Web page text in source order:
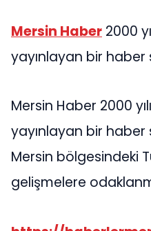
Mersin Haber 2000
yayınlayan bir haber
Mersin Haber 2000
yayınlayan bir haber
Mersin bölgesindeki
gelişmelere